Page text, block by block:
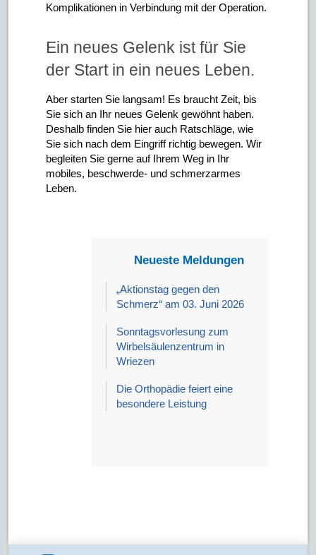
Komplikationen in Verbindung mit der Operation.
Ein neues Gelenk ist für Sie
der Start in ein neues Leben.
Aber starten Sie langsam! Es braucht Zeit, bis
Sie sich an Ihr neues Gelenk gewöhnt haben.
Deshalb finden Sie hier auch Ratschläge, wie
Sie sich nach dem Eingriff richtig bewegen. Wir
begleiten Sie gerne auf Ihrem Weg in Ihr
mobiles, beschwerde- und schmerzarmes
Leben.
Neueste Meldungen
„Aktionstag gegen den
Schmerz“ am 03. Juni 2026
Sonntagsvorlesung zum
Wirbelsäulenzentrum in
Wriezen
Die Orthopädie feiert eine
besondere Leistung